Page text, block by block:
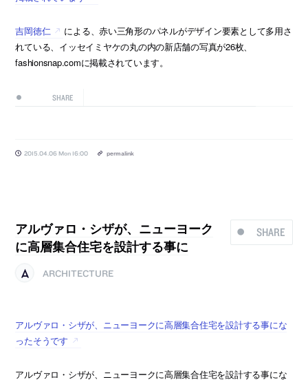
吉岡徳仁
による、赤い三角形のパネルがデザイン要素として多用さ
れている、イッセイミヤケの丸の内の新店舗の写真が26枚、
fashionsnap.comに掲載されています。
SHARE
2015.04.06 Mon 16:00 permalink
SHARE
アルヴァロ・シザが、ニューヨーク
に高層集合住宅を設計する事に
ARCHITECTURE
アルヴァロ・シザが、ニューヨークに高層集合住宅を設計する事にな
ったそうです
アルヴァロ・シザが、ニューヨークに高層集合住宅を設計する事にな